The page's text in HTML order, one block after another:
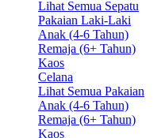
Lihat Semua Sepatu
Pakaian Laki-Laki
Anak (4-6 Tahun)
Remaja (6+ Tahun)
Kaos
Celana
Lihat Semua Pakaian
Anak (4-6 Tahun)
Remaja (6+ Tahun)
Kaos